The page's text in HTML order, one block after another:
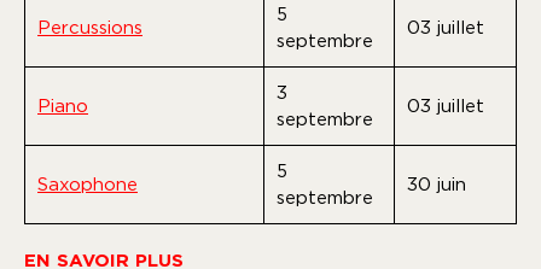
Percussions
5
septembre
03 juillet
Piano
3
septembre
03 juillet
Saxophone
5
septembre
30 juin
EN SAVOIR PLUS